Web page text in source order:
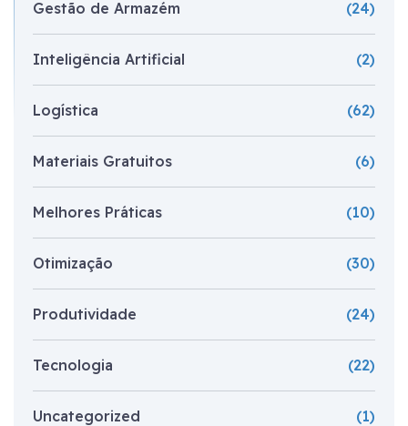
Gestão de Armazém (24)
Inteligência Artificial (2)
Logística (62)
Materiais Gratuitos (6)
Melhores Práticas (10)
Otimização (30)
Produtividade (24)
Tecnologia (22)
Uncategorized (1)